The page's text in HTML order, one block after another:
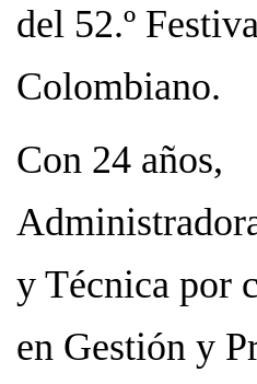
del 52.º
Colombiano.
Con 24 años,
y Técnica por
en Gestión y